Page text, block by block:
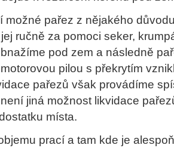
možné pařez z nějakého
ručně za pomoci seker,
pod zem a následně
pilou s překrytím
pařezů však provádíme
jiná možnost likvidace
místa.
prací a tam kde je